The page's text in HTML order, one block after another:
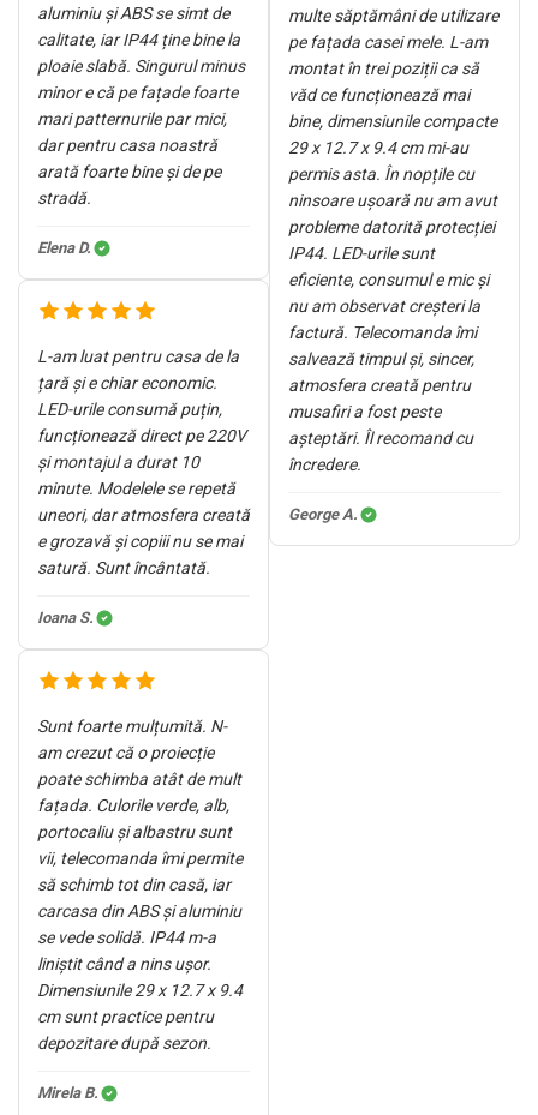
aluminiu și ABS se simt de
calitate, iar IP44 ține bine la
ploaie slabă. Singurul minus
minor e că pe fațade foarte
mari patternurile par mici,
dar pentru casa noastră
arată foarte bine și de pe
stradă.
Elena D.
L-am luat pentru casa de la
țară și e chiar economic.
LED-urile consumă puțin,
funcționează direct pe 220V
și montajul a durat 10
minute. Modelele se repetă
uneori, dar atmosfera creată
e grozavă și copiii nu se mai
satură. Sunt încântată.
Ioana S.
Sunt foarte mulțumită. N-
am crezut că o proiecție
poate schimba atât de mult
fațada. Culorile verde, alb,
portocaliu și albastru sunt
vii, telecomanda îmi permite
să schimb tot din casă, iar
carcasa din ABS și aluminiu
se vede solidă. IP44 m-a
liniștit când a nins ușor.
Dimensiunile 29 x 12.7 x 9.4
cm sunt practice pentru
depozitare după sezon.
Mirela B.
multe săptămâni de utilizare
pe fațada casei mele. L-am
montat în trei poziții ca să
văd ce funcționează mai
bine, dimensiunile compacte
29 x 12.7 x 9.4 cm mi-au
permis asta. În nopțile cu
ninsoare ușoară nu am avut
probleme datorită protecției
IP44. LED-urile sunt
eficiente, consumul e mic și
nu am observat creșteri la
factură. Telecomanda îmi
salvează timpul și, sincer,
atmosfera creată pentru
musafiri a fost peste
așteptări. Îl recomand cu
încredere.
George A.